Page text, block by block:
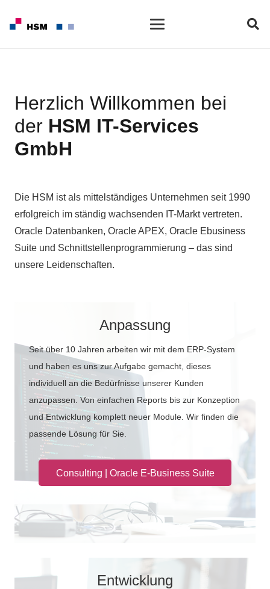
Herzlich Willkommen bei
der HSM IT-Services
GmbH
Die HSM ist als mittelständiges Unternehmen seit 1990
erfolgreich im ständig wachsenden IT-Markt vertreten.
Oracle Datenbanken, Oracle APEX, Oracle Ebusiness
Suite und Schnittstellenprogrammierung – das sind
unsere Leidenschaften.
Anpassung
Seit über 10 Jahren arbeiten wir mit dem ERP-System
und haben es uns zur Aufgabe gemacht, dieses
individuell an die Bedürfnisse unserer Kunden
anzupassen. Von einfachen Reports bis zur Konzeption
und Entwicklung komplett neuer Module. Wir finden die
passende Lösung für Sie.
Consulting | Oracle E-Business Suite
Entwicklung